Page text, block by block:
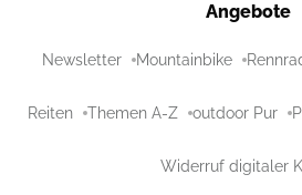
Angebote
Newsletter Mountainbike
Reiten Themen A-Z outdoor Pur
Widerruf digitaler